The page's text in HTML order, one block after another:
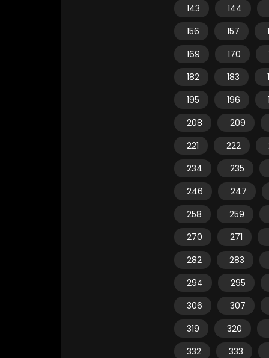
143
144
156
157
169
170
182
183
195
196
208
209
221
222
234
235
246
247
258
259
270
271
282
283
294
295
306
307
319
320
332
333